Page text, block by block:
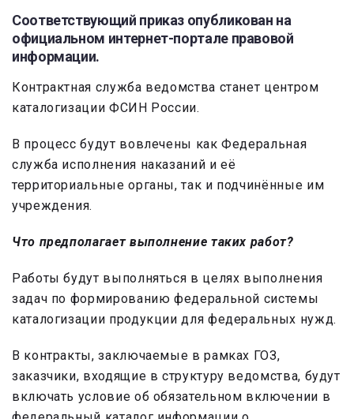
Соответствующий приказ опубликован на
официальном интернет-портале правовой
информации.
Контрактная служба ведомства станет центром
каталогизации ФСИН России.
В процесс будут вовлечены как Федеральная
служба исполнения наказаний и её
территориальные органы, так и подчинённые им
учреждения.
Что предполагает выполнение таких работ?
Работы будут выполняться в целях выполнения
задач по формированию федеральной системы
каталогизации продукции для федеральных нужд.
В контракты, заключаемые в рамках ГОЗ,
заказчики, входящие в структуру ведомства, будут
включать условие об обязательном включении в